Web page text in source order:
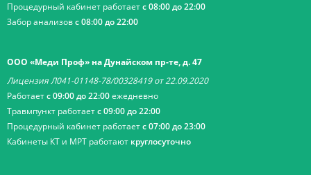
Процедурный кабинет работаетс 08:00 до 22:00
Забор анализовс 08:00 до 22:00
ООО «Меди Проф» на Дунайском пр-те, д. 47
Лицензия Л041-01148-78/00328419 от 22.09.2020
Работаетс 09:00 до 22:00ежедневно
Травмпункт работаетс 09:00 до 22:00
Процедурный кабинет работаетс 07:00 до 23:00
Кабинеты КТ и МРТ работают круглосуточно